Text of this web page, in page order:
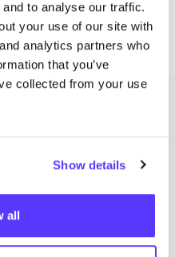
to analyse our traffic.
your use of our site with
analytics partners who
that you’ve
collected from your use
Show details
all